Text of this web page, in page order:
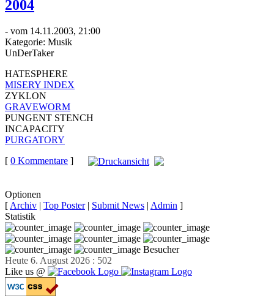
2004
- vom 14.11.2003, 21:00
Kategorie: Musik
UnDerTaker
HATESPHERE
MISERY INDEX
ZYKLON
GRAVEWORM
PUNGENT STENCH
INCAPACITY
PURGATORY
[ 0 Kommentare ]
Optionen
[ Archiv | Top Poster| Submit News | Admin ]
Statistik
Besucher
Heute 6. August 2026 : 502
Like us @